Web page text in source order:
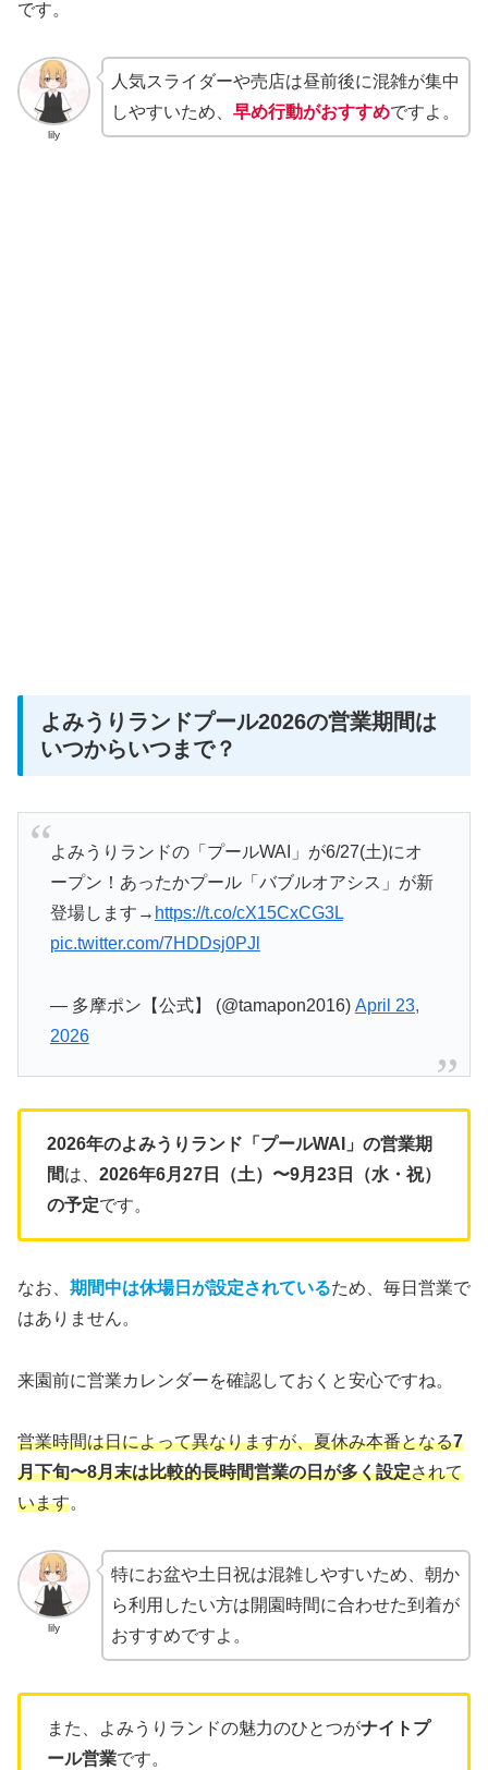
です。
lily
人気スライダーや売店は昼前後に混雑が集中
しやすいため、 早め行動がおすすめですよ。
よみうりランドプール2026の営業期間は
いつからいつまで？
よみうりランドの「プールWAI」が6/27(土)にオ
ープン！あったかプール「バブルオアシス」が新
登場します→ https://t.co/cX15CxCG3L
pic.twitter.com/7HDDsj0PJl
— 多摩ポン【公式】 (@tamapon2016) April 23,
2026
2026年のよみうりランド「プールWAI」の営業期
間は、 2026年6月27日（土）〜9月23日（水・祝）
の予定です。
なお、 期間中は休場日が設定されているため、毎日営業で
はありません。
来園前に営業カレンダーを確認しておくと安心ですね。
営業時間は日によって異なりますが、夏休み本番となる7
月下旬〜8月末は比較的長時間営業の日が多く設定されて
います。
lily
特にお盆や土日祝は混雑しやすいため、朝か
ら利用したい方は開園時間に合わせた到着が
おすすめですよ。
また、よみうりランドの魅力のひとつがナイトプ
ール営業です。